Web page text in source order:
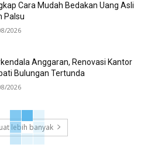
Cara Mudah Bedakan Uang Asli
Palsu
2026
Anggaran, Renovasi Kantor
Bulungan Tertunda
2026
lebih banyak